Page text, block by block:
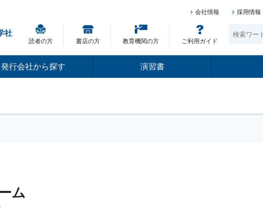
社
会社情報 採用情報
読者の方 書店の方 教育機関の方 ご利用ガイド
発行会社から探す 演習書
ム